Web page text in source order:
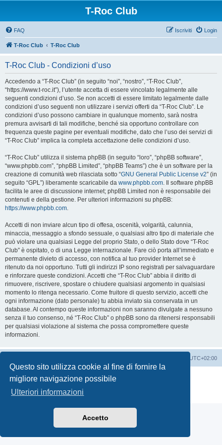
Questo sito utilizza cookie al fine di fornire la
migliore navigazione possibile
Ulteriori informazioni
Accetto
T-Roc Club
FAQ Login
Iscriviti
T-Roc Club T-Roc Club
T-Roc Club - Condizioni d’uso
Accedendo a “T-Roc Club” (in seguito “noi”, “nostro”, “T-Roc Club”,
“https://www.t-roc.it”), l’utente accetta di essere vincolato legalmente alle
seguenti condizioni d’uso. Se non accetti di essere limitato legalmente dalle
condizioni d’uso seguenti non utilizzare i servizi offerti da “T-Roc Club”. Le
condizioni d’uso possono cambiare in qualunque momento, sarà nostra
premura avvisarti di tali modifiche, benché sia opportuno controllare con
frequenza queste pagine per eventuali modifiche, dato che l’uso dei servizi di
“T-Roc Club” implica la completa accettazione delle condizioni d’uso.
“T-Roc Club” utilizza il sistema phpBB (in seguito “loro”, “phpBB software”,
“www.phpbb.com”, “phpBB Limited”, “phpBB Teams”) che è un software per la
creazione di comunità web rilasciata sotto “GNU General Public License v2” (in
seguito “GPL”) liberamente scaricabile da www.phpbb.com. Il software phpBB
facilita le aree di discussione internet; phpBB Limited non è responsabile dei
contenuti e della gestione. Per ulteriori informazioni su phpBB:
https://www.phpbb.com.
Accetti di non inviare alcun tipo di offesa, oscenità, volgarità, calunnia,
minaccia, messaggio a sfondo sessuale, o qualsiasi altro tipo di materiale che
può violare una qualsiasi Legge del proprio Stato, o dello Stato dove “T-Roc
Club” è ospitato, o di una Legge internazionale. Fare ciò porta all’immediato e
permanente divieto di accesso, con notifica al tuo provider Internet se è
ritenuto da noi opportuno. Tutti gli indirizzi IP sono registrati per salvaguardare
e rinforzare queste condizioni. Accetti che “T-Roc Club” abbia il diritto di
rimuovere, riscrivere, spostare o chiudere qualsiasi argomento in qualsiasi
momento lo ritenga necessario. Come fruitore di questo servizio, accetti che
ogni informazione (dato personale) tu abbia inviato sia conservata in un
database. Al contempo queste informazioni non saranno divulgate a nessuno
senza il tuo consenso, né “T-Roc Club” o phpBB sono da ritenersi responsabili
per qualsiasi violazione al sistema che possa compromettere queste
informazioni.
UTC+02:00
Creato da
® Forum Software © phpBB Limited
Traduzione Italiana